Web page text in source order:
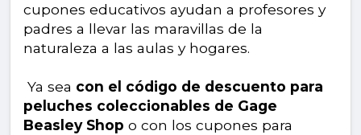
cupones educativos ayudan a profesores y
padres a llevar las maravillas de la
naturaleza a las aulas y hogares.
Ya sea con el código de descuento para
peluches coleccionables de Gage
Beasley Shop o con los cupones para